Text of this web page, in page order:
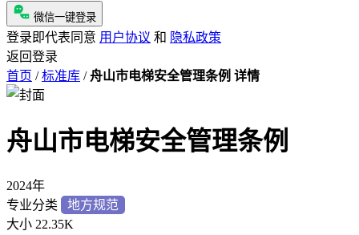
微信一键登录
登录即代表同意 用户协议 和 隐私政策
返回登录
首页 / 标准库 / 舟山市电梯安全管理条例 详情
舟山市电梯安全管理条例
2024年
专业分类
地方规范
大小 22.35K